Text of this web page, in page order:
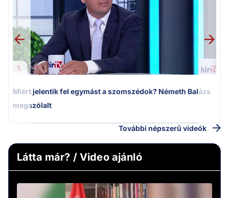
1.
Miért jelentik fel egymást a szomszédok? Németh Balázs
megszólalt
További népszerű videók
Látta már? / Video ajánló